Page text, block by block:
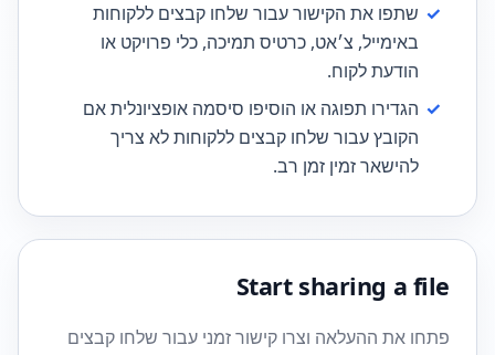
✓ שתפו את הקישור עבור שלחו קבצים ללקוחות
באימייל, צ׳אט, כרטיס תמיכה, כלי פרויקט או
הודעת לקוח.
✓ הגדירו תפוגה או הוסיפו סיסמה אופציונלית אם
הקובץ עבור שלחו קבצים ללקוחות לא צריך
להישאר זמין זמן רב.
Start sharing a file
פתחו את ההעלאה וצרו קישור זמני עבור שלחו קבצים